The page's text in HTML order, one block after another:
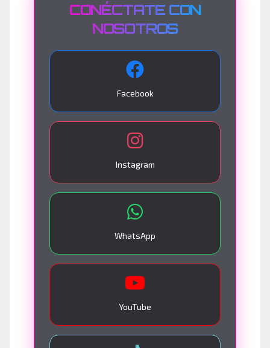
CONÉCTATE CON
NOSOTROS
Facebook
Instagram
WhatsApp
YouTube